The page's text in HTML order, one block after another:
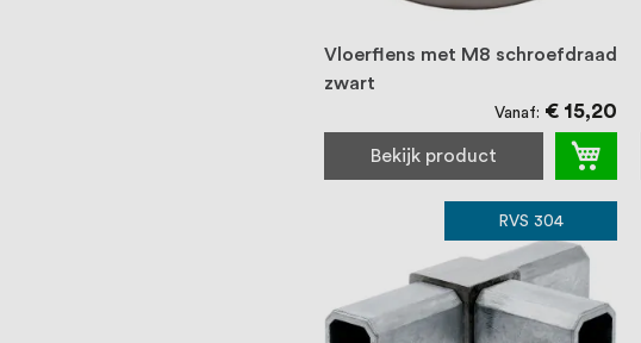
Vloerflens met M8 schroefdraad
zwart
Vanaf € 15,20
Bekijk product
RVS 304